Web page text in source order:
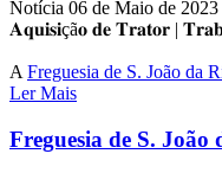
Notícia 06 de Maio de 2023
𝐀𝐪𝐮𝐢𝐬𝐢çã𝐨 𝐝𝐞 𝐓𝐫𝐚𝐭𝐨𝐫 |
A Freguesia de S. João da
Ler Mais
Freguesia de S. João